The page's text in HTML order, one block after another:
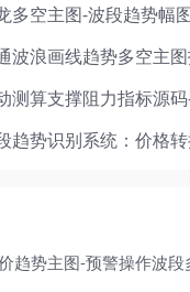
多空主图-波段趋势幅
波浪画线趋势多空主